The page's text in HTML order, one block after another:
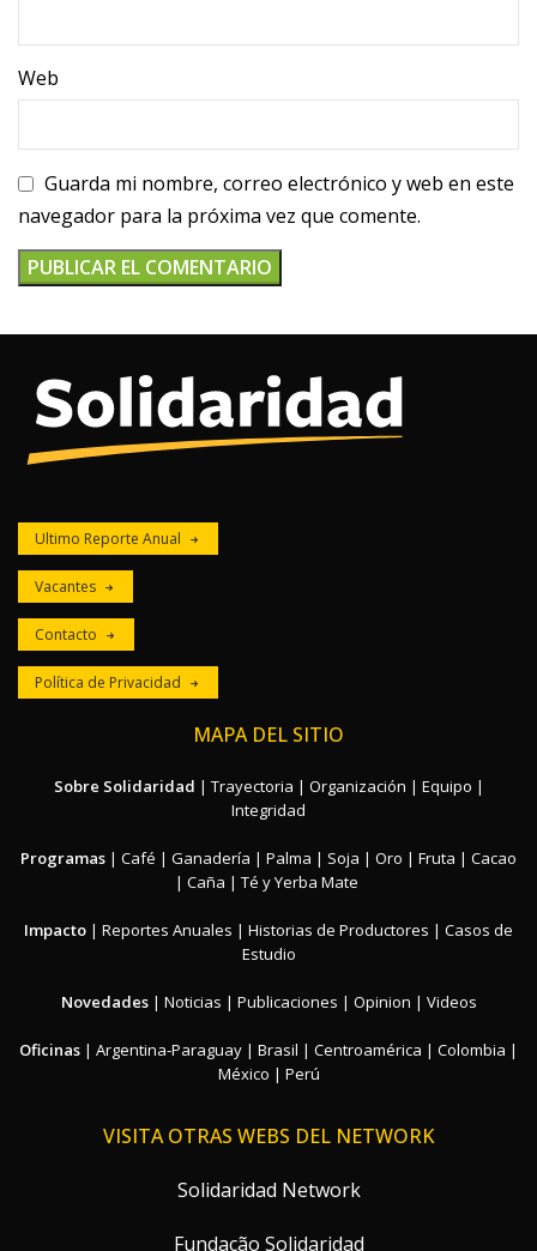
Web
Guarda mi nombre, correo electrónico y web en este
navegador para la próxima vez que comente.
Ultimo Reporte Anual
Vacantes
Contacto
Política de Privacidad
MAPA DEL SITIO
Sobre Solidaridad | Trayectoria | Organización | Equipo |
Integridad
Programas | Café | Ganadería | Palma | Soja | Oro | Fruta | Cacao
| Caña | Té y Yerba Mate
Impacto | Reportes Anuales | Historias de Productores | Casos de
Estudio
Novedades| Noticias | Publicaciones | Opinion | Videos
Oficinas | Argentina-Paraguay | Brasil | Centroamérica | Colombia |
México | Perú
VISITA OTRAS WEBS DEL NETWORK
Solidaridad Network
Fundação Solidaridad